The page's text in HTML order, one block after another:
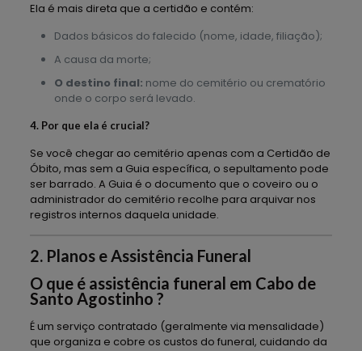
Ela é mais direta que a certidão e contém:
Dados básicos do falecido (nome, idade, filiação);
A causa da morte;
O destino final: nome do cemitério ou crematório
onde o corpo será levado.
4. Por que ela é crucial?
Se você chegar ao cemitério apenas com a Certidão de
Óbito, mas sem a Guia específica, o sepultamento pode
ser barrado. A Guia é o documento que o coveiro ou o
administrador do cemitério recolhe para arquivar nos
registros internos daquela unidade.
2. Planos e Assistência Funeral
O que é assistência funeral em Cabo de
Santo Agostinho ?
É um serviço contratado (geralmente via mensalidade)
que organiza e cobre os custos do funeral, cuidando da